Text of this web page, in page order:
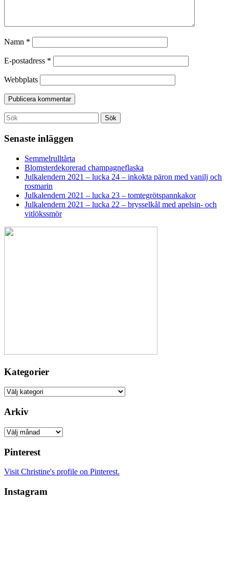
Namn *
E-postadress *
Webbplats
Search
for:
Sök
Senaste inläggen
Semmelrulltårta
Blomsterdekorerad champagneflaska
Julkalendern 2021 – lucka 24 – inkokta päron med vanilj och
rosmarin
Julkalendern 2021 – lucka 23 – tomtegrötspannkakor
Julkalendern 2021 – lucka 22 – brysselkål med apelsin- och
vitlökssmör
Kategorier
Kategorier
Arkiv
Arkiv
Pinterest
Visit Christine's profile on Pinterest.
Instagram